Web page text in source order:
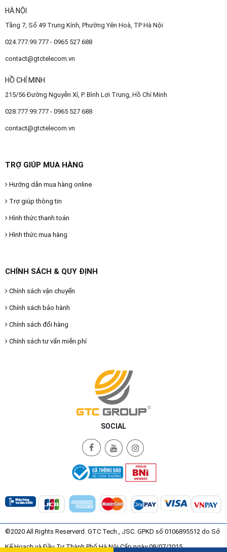
HÀ NỘI
Tầng 7, Số 49 Trung Kính, Phường Yên Hoà, TP Hà Nội
024.777.99.777 - 0965 527 688
contact@gtctelecom.vn
HỒ CHÍ MINH
215/56 Đường Nguyễn Xí, P. Bình Lợi Trung, Hồ Chí Minh
028.777.99.777 - 0965 527 688
contact@gtctelecom.vn
TRỢ GIÚP MUA HÀNG
Hướng dẫn mua hàng online
Trợ giúp thông tin
Hình thức thanh toán
Hình thức mua hàng
CHÍNH SÁCH & QUY ĐỊNH
Chính sách vận chuyển
Chính sách bảo hành
Chính sách đổi hàng
Chính sách tư vấn miễn phí
SOCIAL
©2020 All Rights Reserverd. GTC Tech., JSC. GPKD số 0106895512 do Sở
Kế Hoạch và Đầu Tư Thành Phố Hà Nội Cấp ngày 08/07/2015